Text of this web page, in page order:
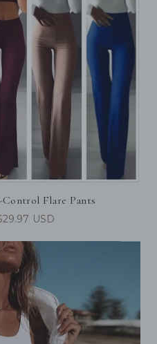
Flare Pants
USD